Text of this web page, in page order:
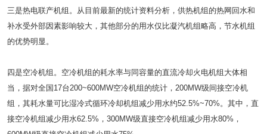
三是热电联产机组。从目前最新的统计资料分析，供热机组的热网回水和
补水受外部因素影响较大，其他部分的用水仅比凝汽机组略高，节水机组
的优势明显。
四是空冷机组。空冷机组的耗水率与同容量的直流冷却火电机组大体相
当，据对全国17台200~600MW空冷机组的统计，200MW级间接空冷机
组，其耗水量可比湿冷式循环冷却机组减少用水约52.5%~70%。其中，直
接空冷机组减少用水62.5%，300MW级直接空冷机组减少用水80%，